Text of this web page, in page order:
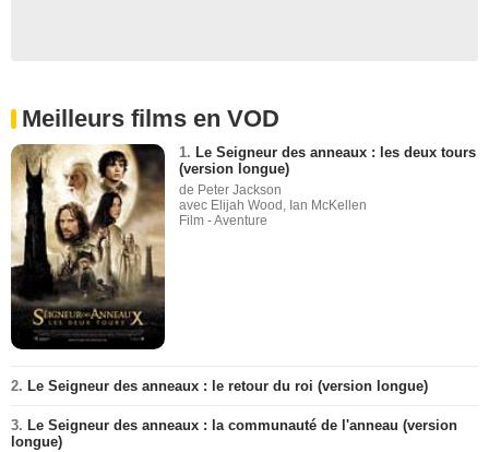
Meilleurs films en VOD
1. Le Seigneur des anneaux : les deux tours
(version longue)
de Peter Jackson
avec Elijah Wood, Ian McKellen
Film - Aventure
2. Le Seigneur des anneaux : le retour du roi (version longue)
3. Le Seigneur des anneaux : la communauté de l'anneau (version
longue)